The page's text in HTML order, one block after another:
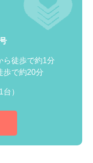
ら徒歩で約1分
歩で約20分
）